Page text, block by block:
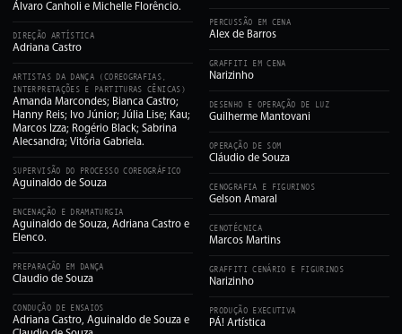
Álvaro Canholi e Michelle Florêncio.
DIREÇÃO ARTÍSTICA
Adriana Castro
ARTISTAS DA DANÇA (COREOGRAFIAS,
INTERPRETAÇÕES E PARTITURAS CÊNICAS)
Amanda Marcondes; Bianca Castro;
Hanny Reis; Ivo Júnior; Júlia Lise; Kau;
Marcos Izza; Rogério Black; Sabrina
Alecsandra; Vitória Gabriela.
SUPERVISÃO DO PROCESSO COREOGRÁFICO
Aguinaldo de Souza
ENCENAÇÃO E DRAMATURGIA
Aguinaldo de Souza, Adriana Castro e
Elenco.
PREPARAÇÃO EM DANÇA
Claudio de Souza
CONDUÇÃO DE ENSAIOS
Adriana Castro, Aguinaldo de Souza e
PERCUSSÃO EM CENA
Alex de Barros
GRAFFITI EM CENA
Narizinho
DESENHO E OPERAÇÃO DE LUZ
Guilherme Mantovani
OPERAÇÃO DE SOM
Cláudio de Souza
CENOGRAFIA E FIGURINOS
Gelson Amaral
CENOTÉCNICA
Marcos Martins
GRAFFITI CENÁRIO E FIGURINOS
Narizinho
PRODUÇÃO EXECUTIVA
PÁ! Artística